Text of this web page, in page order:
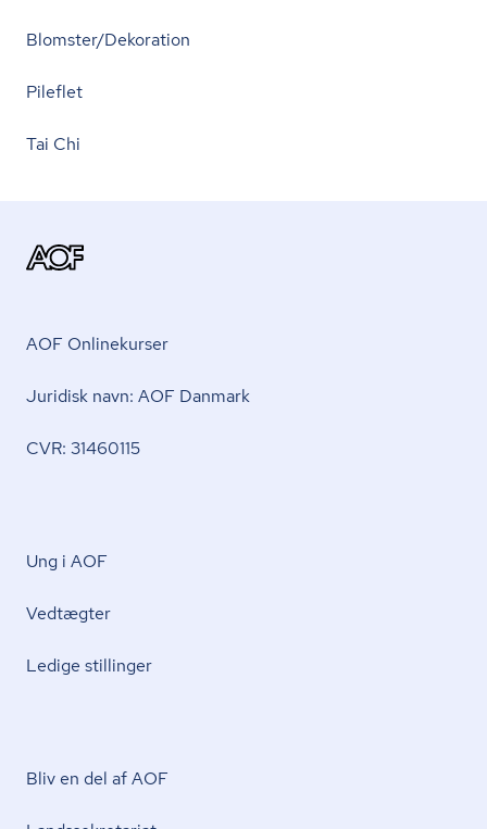
Blomster/Dekoration
Pileflet
Tai Chi
AOF Onlinekurser
Juridisk navn: AOF Danmark
CVR: 31460115
Ung i AOF
Vedtægter
Ledige stillinger
Bliv en del af AOF